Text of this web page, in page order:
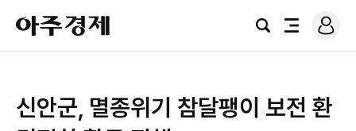
아
주
경
검
전
로
그
신안군, 멸종위기 참달팽이 보전 환